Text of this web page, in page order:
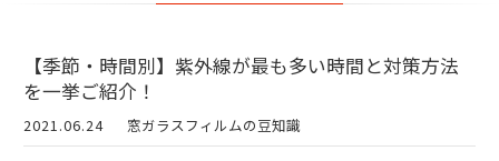
【季節・時間別】紫外線が最も多い時間と対策方法
を一挙ご紹介！
2021.06.24 窓ガラスフィルムの豆知識